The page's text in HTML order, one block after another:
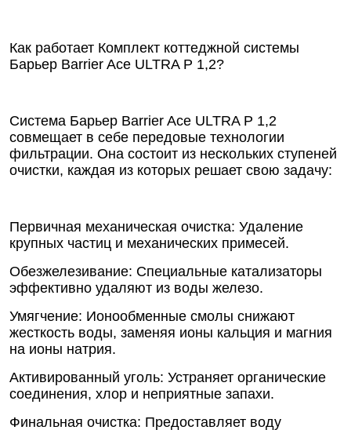
Как работает Комплект коттеджной системы
Барьер Barrier Ace ULTRA P 1,2?
Система Барьер Barrier Ace ULTRA P 1,2
совмещает в себе передовые технологии
фильтрации. Она состоит из нескольких ступеней
очистки, каждая из которых решает свою задачу:
Первичная механическая очистка: Удаление
крупных частиц и механических примесей.
Обезжелезивание: Специальные катализаторы
эффективно удаляют из воды железо.
Умягчение: Ионообменные смолы снижают
жесткость воды, заменяя ионы кальция и магния
на ионы натрия.
Активированный уголь: Устраняет органические
соединения, хлор и неприятные запахи.
Финальная очистка: Предоставляет воду